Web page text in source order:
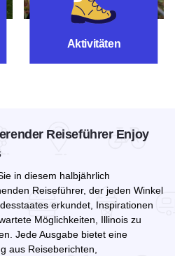
Aktivitäten
Reiseführer Enjoy
in diesem halbjährlich
Reiseführer, der jeden Winkel
erkundet, Inspirationen
Möglichkeiten, Illinois zu
Jede Ausgabe bietet eine
aus Reiseberichten,